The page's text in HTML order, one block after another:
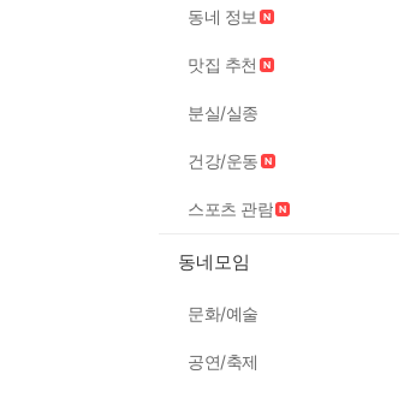
동네 정보
맛집 추천
분실/실종
건강/운동
스포츠 관람
동네모임
문화/예술
공연/축제